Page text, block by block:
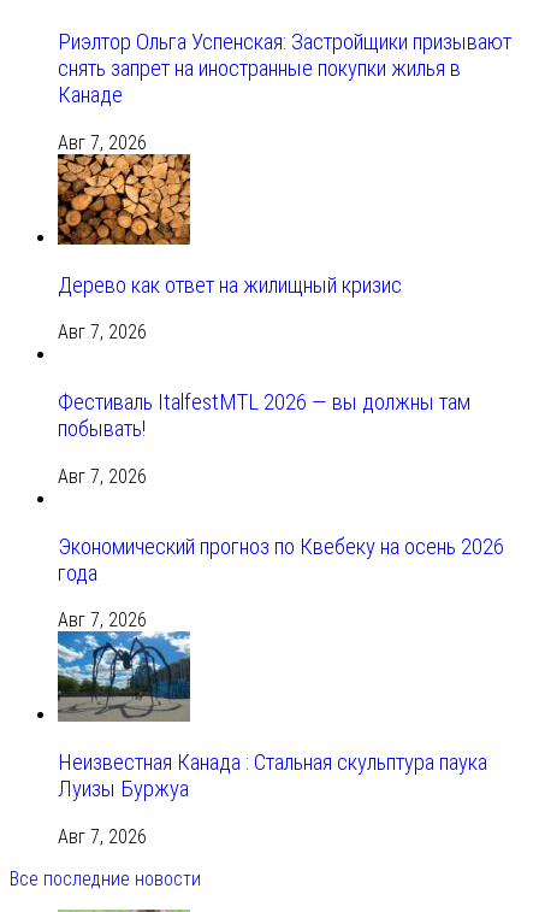
Риэлтор Ольга Успенская: Застройщики призывают
снять запрет на иностранные покупки жилья в
Канаде
Авг 7, 2026
Дерево как ответ на жилищный кризис
Авг 7, 2026
Фестиваль ItalfestMTL 2026 — вы должны там
побывать!
Авг 7, 2026
Экономический прогноз по Квебеку на осень 2026
года
Авг 7, 2026
Неизвестная Канада : Стальная скульптура паука
Луизы Буржуа
Авг 7, 2026
Все последние новости